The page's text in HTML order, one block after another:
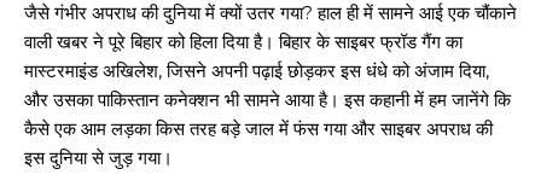
जैसे गंभीर अपराध की दुनिया में क्यों उतर गया? हाल ही में सामने आई एक चौंकाने
वाली खबर ने पूरे बिहार को हिला दिया है। बिहार के साइबर फ्रॉड गैंग का
मास्टरमाइंड अखिलेश, जिसने अपनी पढ़ाई छोड़कर इस धंधे को अंजाम दिया,
और उसका पाकिस्तान कनेक्शन भी सामने आया है। इस कहानी में हम जानेंगे कि
कैसे एक आम लड़का किस तरह बड़े जाल में फंस गया और साइबर अपराध की
इस दुनिया से जुड़ गया।